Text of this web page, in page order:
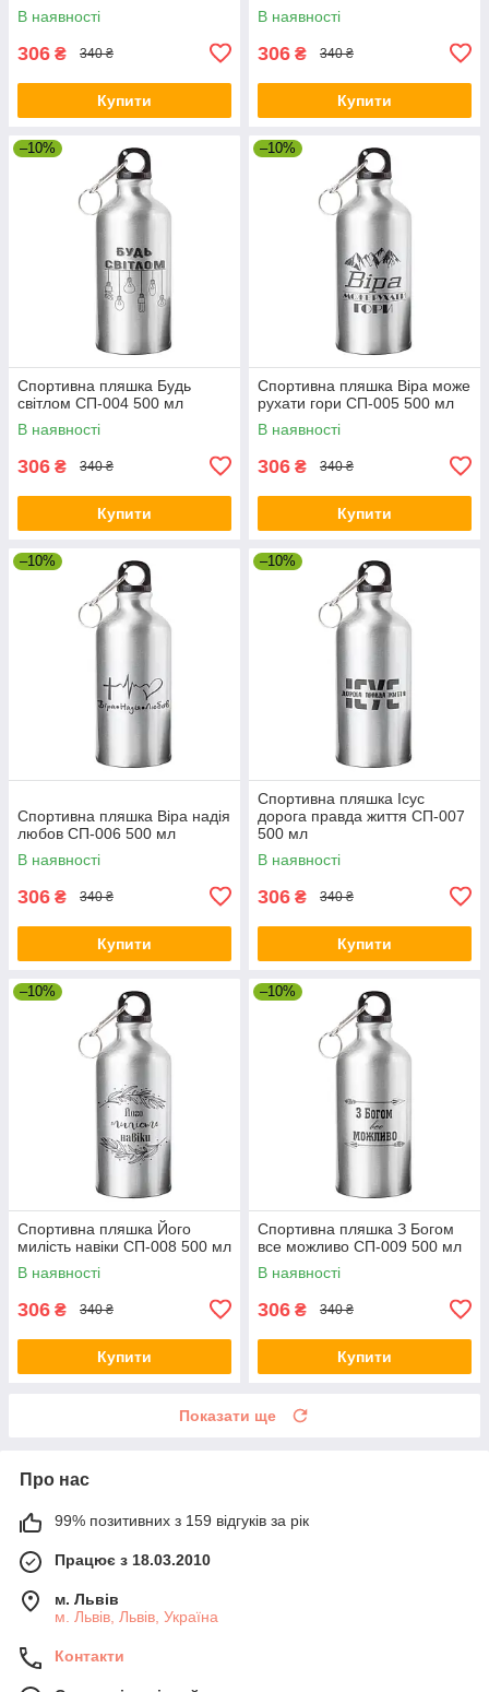
В наявності
306 ₴ 340 ₴
Купити
В наявності
306 ₴ 340 ₴
Купити
–10%
Спортивна пляшка Будь
світлом СП-004 500 мл
В наявності
306 ₴ 340 ₴
Купити
–10%
Спортивна пляшка Віра може
рухати гори СП-005 500 мл
В наявності
306 ₴ 340 ₴
Купити
–10%
Спортивна пляшка Віра надія
любов СП-006 500 мл
В наявності
306 ₴ 340 ₴
Купити
–10%
Спортивна пляшка Ісус
дорога правда життя СП-007
500 мл
В наявності
306 ₴ 340 ₴
Купити
–10%
Спортивна пляшка Його
милість навіки СП-008 500 мл
В наявності
306 ₴ 340 ₴
Купити
–10%
Спортивна пляшка З Богом
все можливо СП-009 500 мл
В наявності
306 ₴ 340 ₴
Купити
Показати ще
Про нас
99% позитивних з 159 відгуків за рік
Працює з 18.03.2010
м. Львів
м. Львів, Львів, Україна
Контакти